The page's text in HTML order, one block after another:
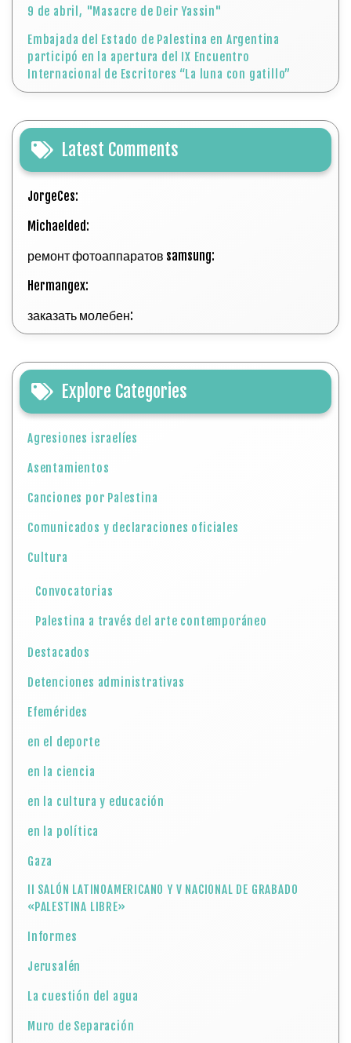
9 de abril, "Masacre de Deir Yassin"
Embajada del Estado de Palestina en Argentina
participó en la apertura del IX Encuentro
Internacional de Escritores “La luna con gatillo”
Latest Comments
JorgeCes:
Michaelded:
ремонт фотоаппаратов samsung:
Hermangex:
заказать молебен:
Explore Categories
Agresiones israelíes
Asentamientos
Canciones por Palestina
Comunicados y declaraciones oficiales
Cultura
Convocatorias
Palestina a través del arte contemporáneo
Destacados
Detenciones administrativas
Efemérides
en el deporte
en la ciencia
en la cultura y educación
en la política
Gaza
II SALÓN LATINOAMERICANO Y V NACIONAL DE GRABADO
«PALESTINA LIBRE»
Informes
Jerusalén
La cuestión del agua
Muro de Separación